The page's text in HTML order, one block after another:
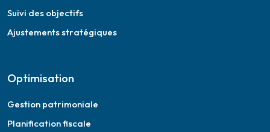
Suivi des objectifs
Ajustements stratégiques
Optimisation
Gestion patrimoniale
Planification fiscale